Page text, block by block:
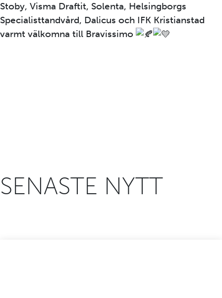
Stoby, Visma Draftit, Solenta, Helsingborgs
Specialisttandvård, Dalicus och IFK Kristianstad
varmt välkomna till Bravissimo
SENASTE NYTT